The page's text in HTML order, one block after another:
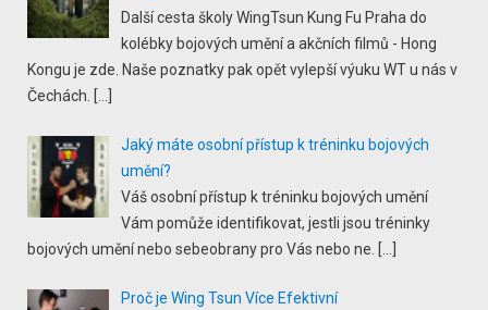
Další cesta školy WingTsun Kung Fu Praha do
kolébky bojových umění a akčních filmů - Hong
Kongu je zde. Naše poznatky pak opět vylepší výuku WT u nás v
Čechách.
Jaký máte osobní přístup k tréninku bojových
umění?
Váš osobní přístup k tréninku bojových umění
Vám pomůže identifikovat, jestli jsou tréninky
bojových umění nebo sebeobrany pro Vás nebo ne.
Proč je Wing Tsun Více Efektivní